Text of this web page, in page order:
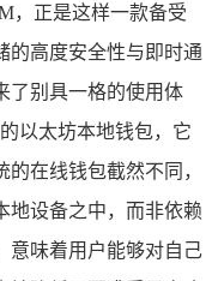
，正是这样一款备受
的高度安全性与即时通
了别具一格的使用体
以太坊本地钱包，它
在线钱包截然不同，
地设备之中，而非依赖
意味着用户能够对自己